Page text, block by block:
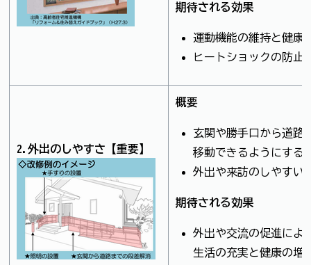
期待される効果
運動機能の維持と健康
ヒートショックの防止
2.外出のしやすさ【重要】
概要
玄関や勝手口から道路
移動できるようにする
外出や来訪のしやすい
期待される効果
外出や交流の促進によ
生活の充実と健康の増